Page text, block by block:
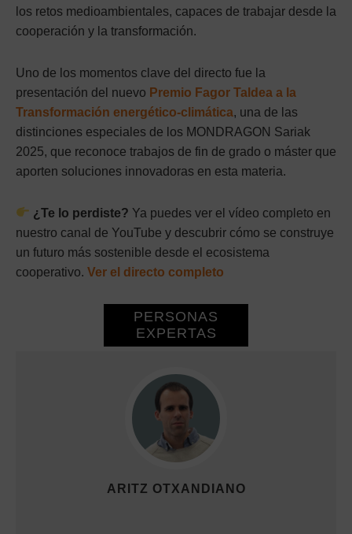
los retos medioambientales, capaces de trabajar desde la
cooperación y la transformación.
Uno de los momentos clave del directo fue la
presentación del nuevo Premio Fagor Taldea a la
Transformación energético-climática, una de las
distinciones especiales de los MONDRAGON Sariak
2025, que reconoce trabajos de fin de grado o máster que
aporten soluciones innovadoras en esta materia.
¿Te lo perdiste? Ya puedes ver el vídeo completo en
nuestro canal de YouTube y descubrir cómo se construye
un futuro más sostenible desde el ecosistema
cooperativo. Ver el directo completo
PERSONAS
EXPERTAS
ARITZ OTXANDIANO